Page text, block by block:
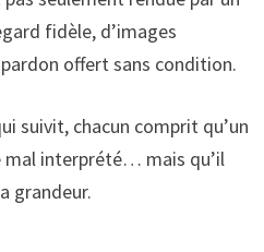
fidèle, d’images
offert sans condition.
suivit, chacun comprit qu’un
mal interprété… mais qu’il
grandeur.